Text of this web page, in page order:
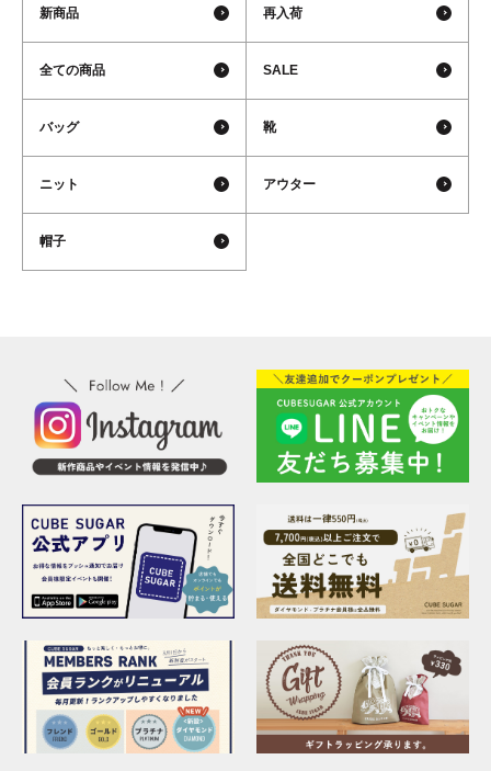
新商品 再入荷
全ての商品 SALE
バッグ 靴
ニット アウター
帽子